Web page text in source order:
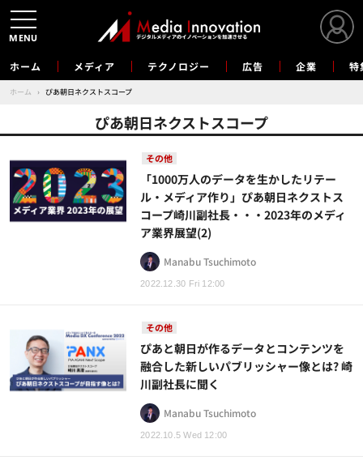
ホーム メディア テクノロジー 広告 企業 特
ホーム › ぴあ朝日ネクストスコープ
ぴあ朝日ネクストスコープ
その他
2022.12.30 Fri 12:00
「1000万人のデータを生かしたリテー
ル・メディア作り」ぴあ朝日ネクストス
コープ崎川副社長・・・2023年のメディ
ア業界展望(2)
Manabu Tsuchimoto
その他
2022.10.5 Wed 12:00
ぴあと朝日が作るデータとコンテンツを
融合した新しいパブリッシャー像とは? 崎
川副社長に聞く
Manabu Tsuchimoto
MENU